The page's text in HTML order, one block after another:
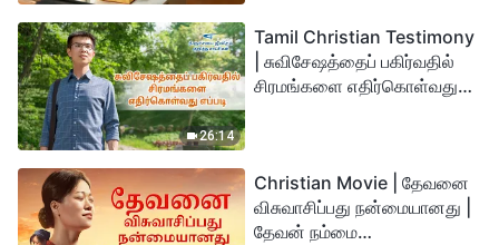
26:14
Tamil Christian Testimony
| சுவிசேஷத்தைப் பகிர்வதில்
சிரமங்களை எதிர்கொள்வது
Christian Movie | தேவனை
விசுவாசிப்பது நன்மையானது |
தேவன் நம்மை